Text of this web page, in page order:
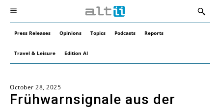
Press Releases Opinions Topics Podcasts Reports
Travel & Leisure Edition AI
October 28, 2025
Frühwarnsignale aus der